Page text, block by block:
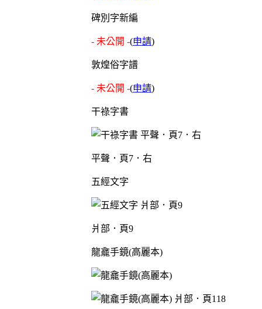
碑別字新編
- 未公開 -(申請)
敦煌俗字譜
- 未公開 -(申請)
干祿字書
平聲．頁7．右
五經文字
爿部．頁9
龍龕手鏡(高麗本)